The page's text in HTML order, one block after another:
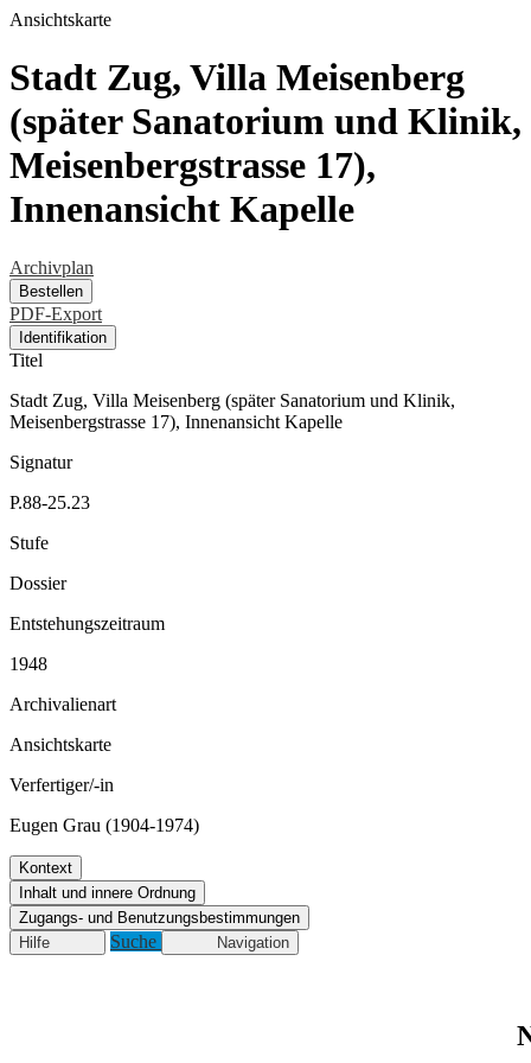
Ansichtskarte
Stadt Zug, Villa Meisenberg
(später Sanatorium und Klinik,
Meisenbergstrasse 17),
Innenansicht Kapelle
Archivplan
Bestellen
PDF-Export
Identifikation
Titel
Stadt Zug, Villa Meisenberg (später Sanatorium und Klinik,
Meisenbergstrasse 17), Innenansicht Kapelle
Signatur
P.88-25.23
Stufe
Dossier
Entstehungszeitraum
1948
Archivalienart
Ansichtskarte
Verfertiger/-in
Eugen Grau (1904-1974)
Kontext
Inhalt und innere Ordnung
Zugangs- und Benutzungsbestimmungen
Hilfe
Suche Navigation